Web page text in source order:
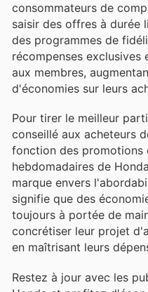
consommateurs de
saisir des offres à durée
des programmes de
récompenses exclusives
aux membres,
d'économies sur leurs
Pour tirer le meilleur
conseillé aux acheteurs
fonction des promotions
hebdomadaires de
marque envers
signifie que des
toujours à portée de
concrétiser leur projet
en maîtrisant leurs
Restez à jour avec les